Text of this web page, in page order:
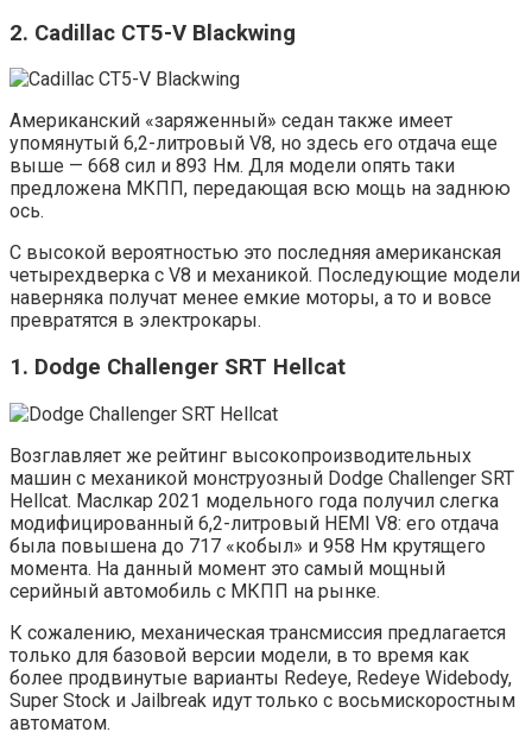
2. Cadillac CT5-V Blackwing
Американский «заряженный» седан также имеет
упомянутый 6,2-литровый V8, но здесь его отдача еще
выше — 668 сил и 893 Нм. Для модели опять таки
предложена МКПП, передающая всю мощь на заднюю
ось.
С высокой вероятностью это последняя американская
четырехдверка с V8 и механикой. Последующие модели
наверняка получат менее емкие моторы, а то и вовсе
превратятся в электрокары.
1. Dodge Challenger SRT Hellcat
Возглавляет же рейтинг высокопроизводительных
машин с механикой монструозный Dodge Challenger SRT
Hellcat. Маслкар 2021 модельного года получил слегка
модифицированный 6,2-литровый HEMI V8: его отдача
была повышена до 717 «кобыл» и 958 Нм крутящего
момента. На данный момент это самый мощный
серийный автомобиль с МКПП на рынке.
К сожалению, механическая трансмиссия предлагается
только для базовой версии модели, в то время как
более продвинутые варианты Redeye, Redeye Widebody,
Super Stock и Jailbreak идут только с восьмискоростным
автоматом.